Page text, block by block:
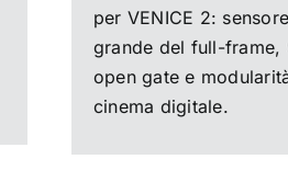
per VENICE 2:
grande del full-frame,
open gate e
cinema digitale.